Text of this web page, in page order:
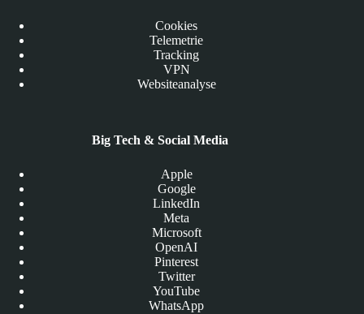
Cookies
Telemetrie
Tracking
VPN
Websiteanalyse
Big Tech & Social Media
Apple
Google
LinkedIn
Meta
Microsoft
OpenAI
Pinterest
Twitter
YouTube
WhatsApp